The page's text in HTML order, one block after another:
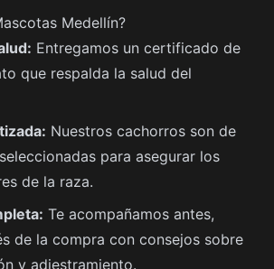
Medellín?
Entregamos un certificado de
que respalda la salud del
Nuestros cachorros son de
para asegurar los
de la raza.
Te acompañamos antes,
de la compra con consejos sobre
y adiestramiento.